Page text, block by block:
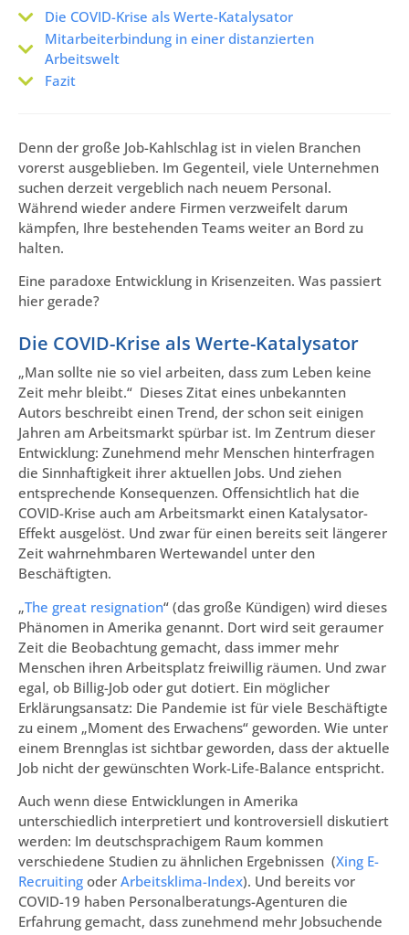
Die COVID-Krise als Werte-Katalysator
Mitarbeiterbindung in einer distanzierten
Arbeitswelt
Fazit
Denn der große Job-Kahlschlag ist in vielen Branchen
vorerst ausgeblieben. Im Gegenteil, viele Unternehmen
suchen derzeit vergeblich nach neuem Personal.
Während wieder andere Firmen verzweifelt darum
kämpfen, Ihre bestehenden Teams weiter an Bord zu
halten.
Eine paradoxe Entwicklung in Krisenzeiten. Was passiert
hier gerade?
Die COVID-Krise als Werte-Katalysator
„Man sollte nie so viel arbeiten, dass zum Leben keine
Zeit mehr bleibt.“ Dieses Zitat eines unbekannten
Autors beschreibt einen Trend, der schon seit einigen
Jahren am Arbeitsmarkt spürbar ist. Im Zentrum dieser
Entwicklung: Zunehmend mehr Menschen hinterfragen
die Sinnhaftigkeit ihrer aktuellen Jobs. Und ziehen
entsprechende Konsequenzen. Offensichtlich hat die
COVID-Krise auch am Arbeitsmarkt einen Katalysator-
Effekt ausgelöst. Und zwar für einen bereits seit längerer
Zeit wahrnehmbaren Wertewandel unter den
Beschäftigten.
„The great resignation“ (das große Kündigen) wird dieses
Phänomen in Amerika genannt. Dort wird seit geraumer
Zeit die Beobachtung gemacht, dass immer mehr
Menschen ihren Arbeitsplatz freiwillig räumen. Und zwar
egal, ob Billig-Job oder gut dotiert. Ein möglicher
Erklärungsansatz: Die Pandemie ist für viele Beschäftigte
zu einem „Moment des Erwachens“ geworden. Wie unter
einem Brennglas ist sichtbar geworden, dass der aktuelle
Job nicht der gewünschten Work-Life-Balance entspricht.
Auch wenn diese Entwicklungen in Amerika
unterschiedlich interpretiert und kontroversiell diskutiert
werden: Im deutschsprachigem Raum kommen
verschiedene Studien zu ähnlichen Ergebnissen (Xing E-
Recruiting oder Arbeitsklima-Index). Und bereits vor
COVID-19 haben Personalberatungs-Agenturen die
Erfahrung gemacht, dass zunehmend mehr Jobsuchende